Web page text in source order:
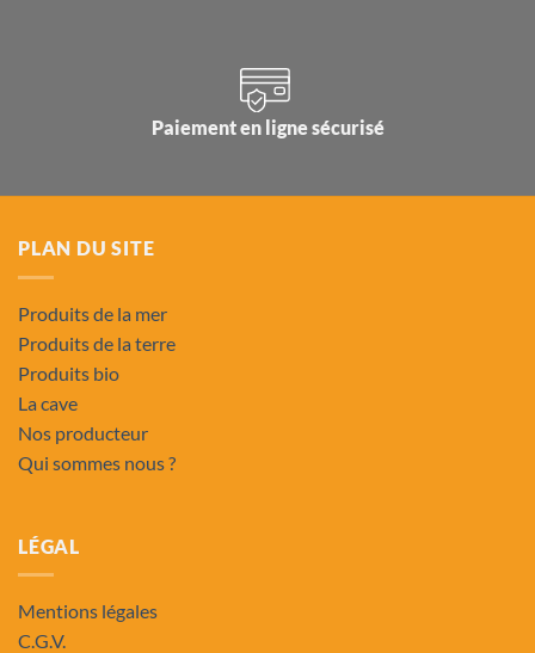
Paiement en ligne sécurisé
PLAN DU SITE
Produits de la mer
Produits de la terre
Produits bio
La cave
Nos producteur
Qui sommes nous ?
LÉGAL
Mentions légales
C.G.V.